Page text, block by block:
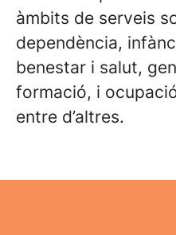
àmbits de serveis
dependència,
benestar i salut,
formació, i
entre d’altres.